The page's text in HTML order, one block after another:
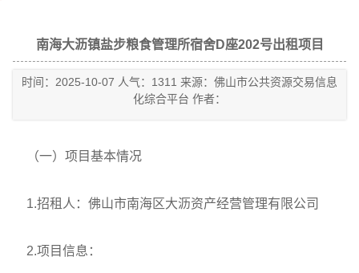
南海大沥镇盐步粮食管理所宿舍D座202号出租项目
时间：2025-10-07 人气：1311 来源：佛山市公共资源交易信息
化综合平台 作者：
（一）项目基本情况
1.招租人：佛山市南海区大沥资产经营管理有限公司
2.项目信息：